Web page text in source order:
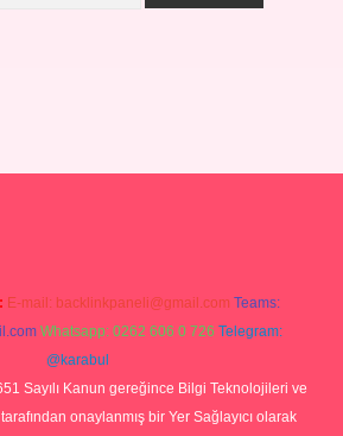
E-mail: backlinkpaneli@gmail.com Teams:
Whatsapp: 0262 606 0 726 Telegram:
@karabul
Sayılı Kanun gereğince Bilgi Teknolojileri ve
onaylanmış bir Yer Sağlayıcı olarak